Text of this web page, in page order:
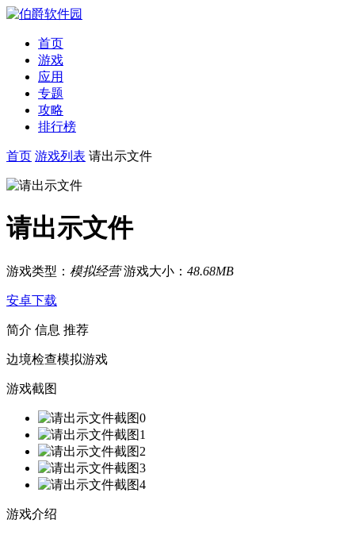
首页
游戏
应用
专题
攻略
排行榜
首页 游戏列表 请出示文件
请出示文件
游戏类型： 模拟经营 游戏大小： 48.68MB
安卓下载
简介 信息 推荐
边境检查模拟游戏
游戏截图
游戏介绍